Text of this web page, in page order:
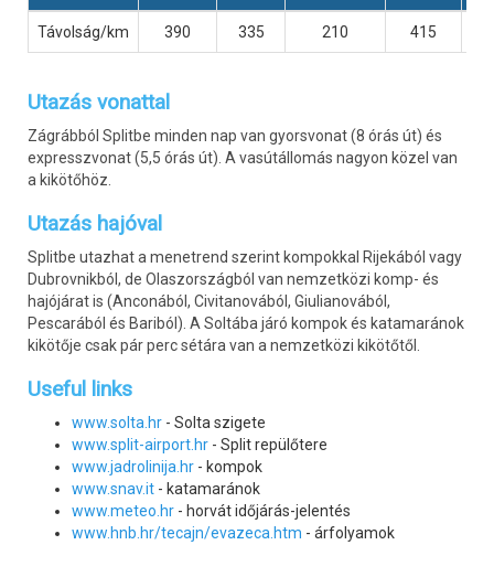
Távolság/km 390 335 210 415
Utazás vonattal
Zágrábból Splitbe minden nap van gyorsvonat (8 órás út) és
expresszvonat (5,5 órás út). A vasútállomás nagyon közel van
a kikötőhöz.
Utazás hajóval
Splitbe utazhat a menetrend szerint kompokkal Rijekából vagy
Dubrovnikból, de Olaszországból van nemzetközi komp- és
hajójárat is (Anconából, Civitanovából, Giulianovából,
Pescarából és Bariból). A Soltába járó kompok és katamaránok
kikötője csak pár perc sétára van a nemzetközi kikötőtől.
Useful links
www.solta.hr - Solta szigete
www.split-airport.hr - Split repülőtere
www.jadrolinija.hr - kompok
www.snav.it - katamaránok
www.meteo.hr - horvát időjárás-jelentés
www.hnb.hr/tecajn/evazeca.htm - árfolyamok